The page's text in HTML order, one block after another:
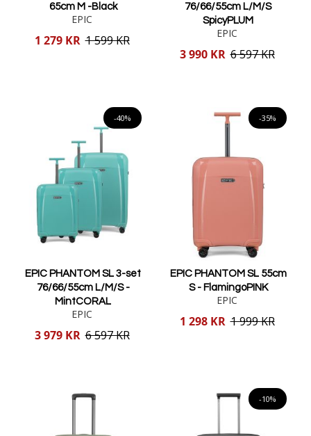
65cm M -Black
EPIC
Reducerat
1 279 KR 1 599 KR
76/66/55cm L/M/S
SpicyPLUM
EPIC
Reducerat
3 990 KR 6 597 KR
-40%
EPIC PHANTOM SL 3-set
76/66/55cm L/M/S -
MintCORAL
EPIC
Reducerat
3 979 KR 6 597 KR
-35%
EPIC PHANTOM SL 55cm
S - FlamingoPINK
EPIC
Reducerat
1 298 KR 1 999 KR
-10%